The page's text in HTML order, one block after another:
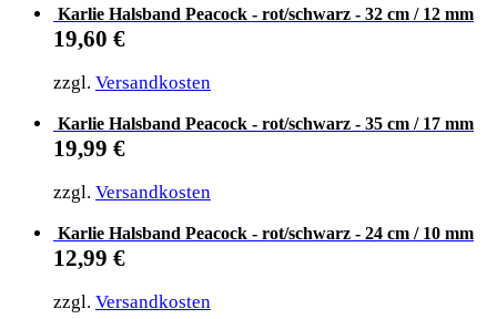
Karlie Halsband Peacock - rot/schwarz - 32 cm / 12 mm
19,60 €
zzgl. Versandkosten
Karlie Halsband Peacock - rot/schwarz - 35 cm / 17 mm
19,99 €
zzgl. Versandkosten
Karlie Halsband Peacock - rot/schwarz - 24 cm / 10 mm
12,99 €
zzgl. Versandkosten